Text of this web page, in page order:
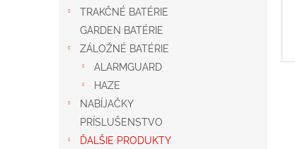
TRAKČNÉ BATÉRIE
GARDEN BATÉRIE
ZÁLOŽNÉ BATÉRIE
ALARMGUARD
HAZE
NABÍJAČKY
PRÍSLUŠENSTVO
ĎALŠIE PRODUKTY